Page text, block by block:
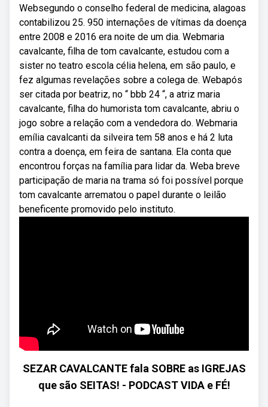
Websegundo o conselho federal de medicina, alagoas
contabilizou 25. 950 internações de vítimas da doença
entre 2008 e 2016 era noite de um dia. Webmaria
cavalcante, filha de tom cavalcante, estudou com a
sister no teatro escola célia helena, em são paulo, e
fez algumas revelações sobre a colega de. Webapós
ser citada por beatriz, no “ bbb 24 “, a atriz maria
cavalcante, filha do humorista tom cavalcante, abriu o
jogo sobre a relação com a vendedora do. Webmaria
emília cavalcanti da silveira tem 58 anos e há 2 luta
contra a doença, em feira de santana. Ela conta que
encontrou forças na família para lidar da. Weba breve
participação de maria na trama só foi possível porque
tom cavalcante arrematou o papel durante o leilão
beneficente promovido pelo instituto.
SEZAR CAVALCANTE fala SOBRE as IGREJAS
que são SEITAS! - PODCAST VIDA e FÉ!